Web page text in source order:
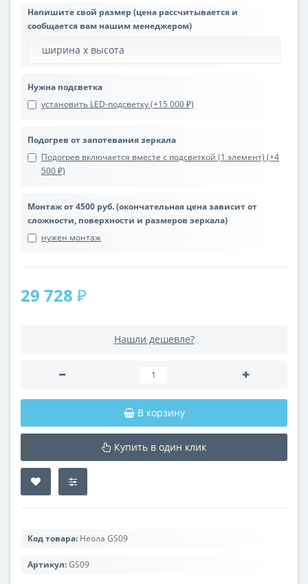
Напишите свой размер (цена рассчитывается и
сообщается вам нашим менеджером)
Нужна подсветка
установить LED-подсветку (+15 000 ₽)
Подогрев от запотевания зеркала
Подогрев включается вместе с подсветкой (1 элемент) (+4
500 ₽)
Монтаж от 4500 руб. (окончательная цена зависит от
сложности, поверхности и размеров зеркала)
нужен монтаж
29 728 ₽
Нашли дешевле?
В корзину
Купить в один клик
Код товара: Неола GS09
Артикул:GS09